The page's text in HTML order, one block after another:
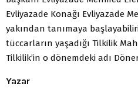
Evliyazade Konağı Evliyazade
yakından tanımaya
tüccarların yaşadığı Tilkilik
Tilkilik’in o dönemdeki adı
Yazar